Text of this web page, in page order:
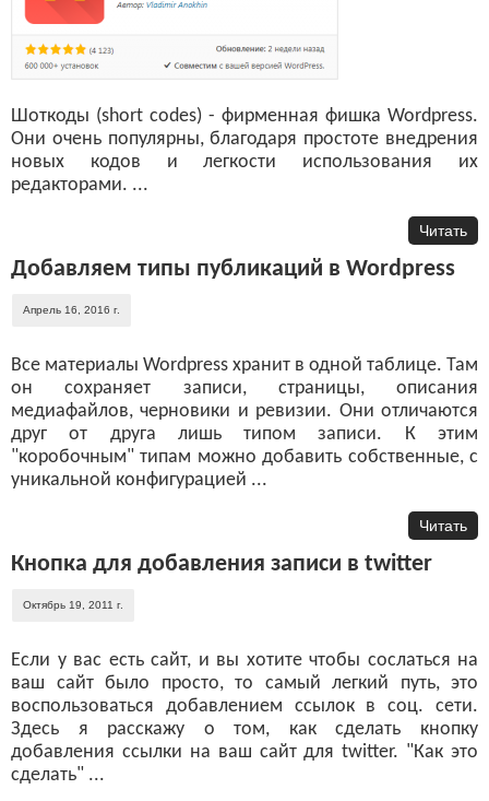
Шоткоды (short codes) - фирменная фишка Wordpress.
Они очень популярны, благодаря простоте внедрения
новых кодов и легкости использования их
редакторами. ...
Читать
Добавляем типы публикаций в Wordpress
Апрель 16, 2016 г.
Все материалы Wordpress хранит в одной таблице. Там
он сохраняет записи, страницы, описания
медиафайлов, черновики и ревизии. Они отличаются
друг от друга лишь типом записи. К этим
"коробочным" типам можно добавить собственные, с
уникальной конфигурацией ...
Читать
Кнопка для добавления записи в twitter
Октябрь 19, 2011 г.
Если у вас есть сайт, и вы хотите чтобы сослаться на
ваш сайт было просто, то самый легкий путь, это
воспользоваться добавлением ссылок в соц. сети.
Здесь я расскажу о том, как сделать кнопку
добавления ссылки на ваш сайт для twitter. "Как это
сделать" ...